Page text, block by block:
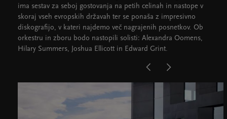
ima sestav za seboj gostovanja na petih celinah in nastope v
skoraj vseh evropskih državah ter se ponaša z impresivno
diskografijo, v kateri najdemo več nagrajenih posnetkov. Ob
orkestru in zboru bodo nastopili solisti: Alexandra Oomens,
Hilary Summers, Joshua Ellicott in Edward Grint.